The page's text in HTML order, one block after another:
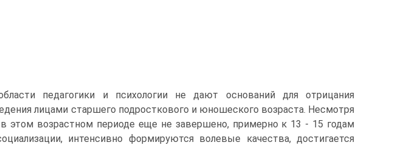
педагогики и психологии не дают оснований для отрицания
лицами старшего подросткового и юношеского возраста. Несмотря
этом возрастном периоде еще не завершено, примерно к 13 - 15 годам
интенсивно формируются волевые качества, достигается